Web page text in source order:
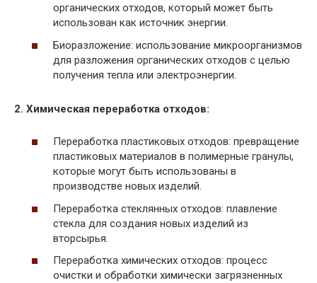
органических отходов, который может быть
использован как источник энергии.
Биоразложение: использование микроорганизмов
для разложения органических отходов с целью
получения тепла или электроэнергии.
2. Химическая переработка отходов:
Переработка пластиковых отходов: превращение
пластиковых материалов в полимерные гранулы,
которые могут быть использованы в
производстве новых изделий.
Переработка стеклянных отходов: плавление
стекла для создания новых изделий из
вторсырья.
Переработка химических отходов: процесс
очистки и обработки химически загрязненных